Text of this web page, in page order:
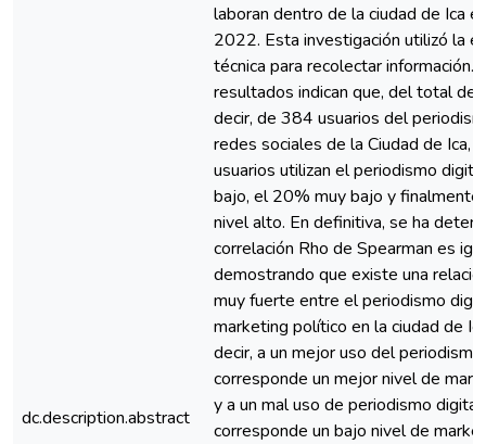
dc.description.abstract
laboran dentro de la ciudad de Ica
2022. Esta investigación utilizó la
técnica para recolectar información.
resultados indican que, del total de
decir, de 384 usuarios del
redes sociales de la Ciudad de Ica,
usuarios utilizan el periodismo
bajo, el 20% muy bajo y finalmente
nivel alto. En definitiva, se ha
correlación Rho de Spearman es
demostrando que existe una
muy fuerte entre el periodismo
marketing político en la ciudad de
decir, a un mejor uso del
corresponde un mejor nivel de
y a un mal uso de periodismo
corresponde un bajo nivel de